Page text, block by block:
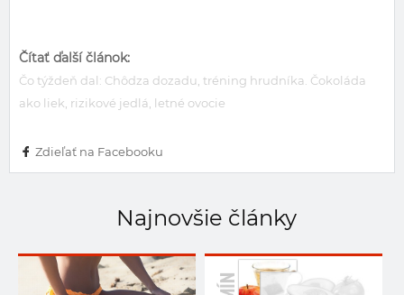
Čítať ďalší článok:
Čo týždeň dal: Chôdza dozadu, tréning hrudníka. Čokoláda
ako liek, rizikové jedlá, letné ovocie
Zdieľať na Facebooku
Najnovšie články